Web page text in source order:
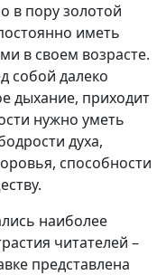
в пору золотой
иметь
в своем возрасте.
собой далеко
дыхание, приходит
нужно уметь
духа,
способности
наиболее
читателей –
представлена